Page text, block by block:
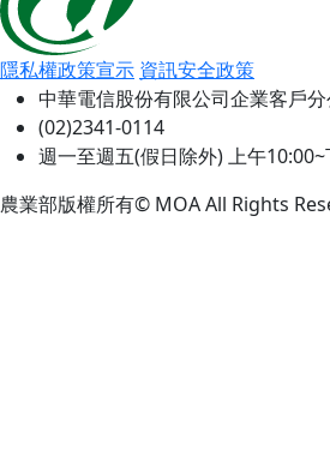
隱私權政策宣示 資訊安全政策
中華電信股份有限公司企業客戶分
(02)2341-0114
週一至週五(假日除外) 上午
農業部版權所有© MOA All Rights